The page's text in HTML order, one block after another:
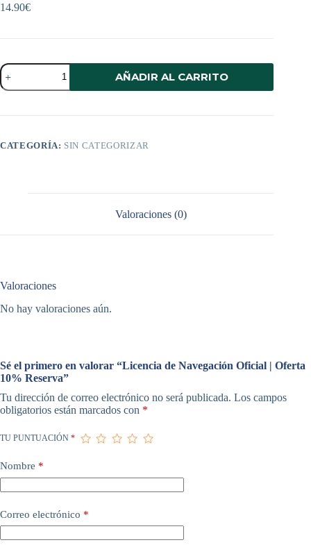
14.90€
Licencia
de
Navegación
|
Reserva
AÑADIR AL CARRITO
CATEGORÍA: SIN CATEGORIZAR
Valoraciones (0)
Valoraciones
No hay valoraciones aún.
Sé el primero en valorar “Licencia de Navegación Oficial | Oferta
10% Reserva”
Tu dirección de correo electrónico no será publicada. Los campos
obligatorios están marcados con *
TU PUNTUACIÓN *
Nombre *
Correo electrónico *